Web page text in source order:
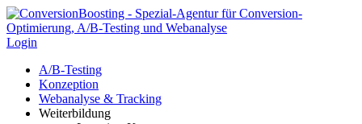
Login
A/B-Testing
Konzeption
Webanalyse & Tracking
Weiterbildung